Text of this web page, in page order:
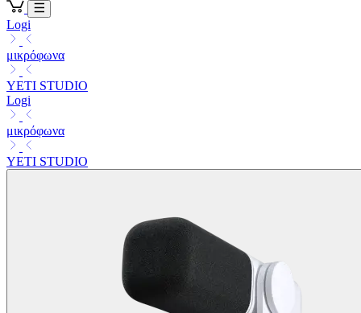
Logi
μικρόφωνα
YETI STUDIO
Logi
μικρόφωνα
YETI STUDIO